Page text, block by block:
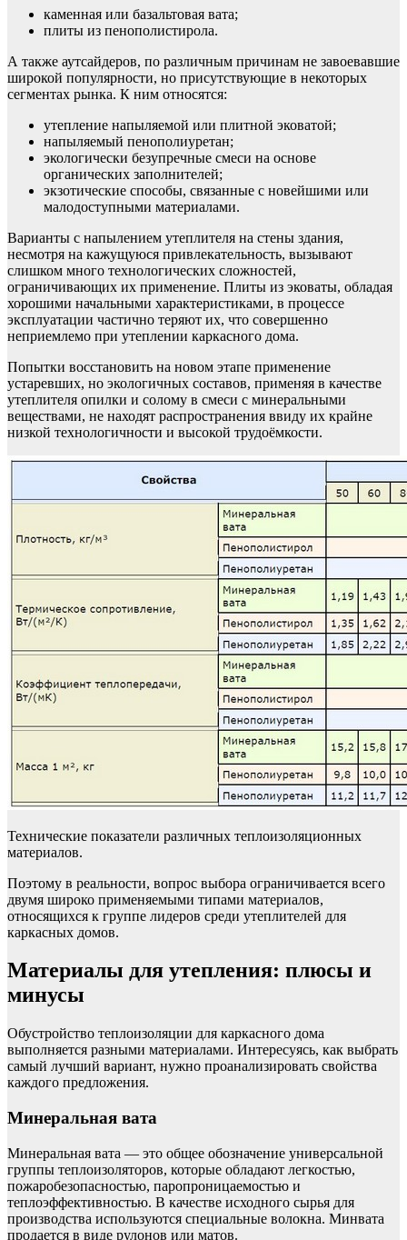
каменная или базальтовая вата;
плиты из пенополистирола.
А также аутсайдеров, по различным причинам не завоевавшие
широкой популярности, но присутствующие в некоторых
сегментах рынка. К ним относятся:
утепление напыляемой или плитной эковатой;
напыляемый пенополиуретан;
экологически безупречные смеси на основе
органических заполнителей;
экзотические способы, связанные с новейшими или
малодоступными материалами.
Варианты с напылением утеплителя на стены здания,
несмотря на кажущуюся привлекательность, вызывают
слишком много технологических сложностей,
ограничивающих их применение. Плиты из эковаты, обладая
хорошими начальными характеристиками, в процессе
эксплуатации частично теряют их, что совершенно
неприемлемо при утеплении каркасного дома.
Попытки восстановить на новом этапе применение
устаревших, но экологичных составов, применяя в качестве
утеплителя опилки и солому в смеси с минеральными
веществами, не находят распространения ввиду их крайне
низкой технологичности и высокой трудоёмкости.
Технические показатели различных теплоизоляционных
материалов.
Поэтому в реальности, вопрос выбора ограничивается всего
двумя широко применяемыми типами материалов,
относящихся к группе лидеров среди утеплителей для
каркасных домов.
Материалы для утепления: плюсы и
минусы
Обустройство теплоизоляции для каркасного дома
выполняется разными материалами. Интересуясь, как выбрать
самый лучший вариант, нужно проанализировать свойства
каждого предложения.
Минеральная вата
Минеральная вата — это общее обозначение универсальной
группы теплоизоляторов, которые обладают легкостью,
пожаробезопасностью, паропроницаемостью и
теплоэффективностью. В качестве исходного сырья для
производства используются специальные волокна. Минвата
продается в виде рулонов или матов.